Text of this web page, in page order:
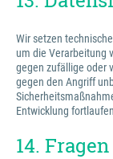
Wir setzen
um die Verarbeitung
gegen zufällige oder
gegen den Angriff
Entwicklung
14.